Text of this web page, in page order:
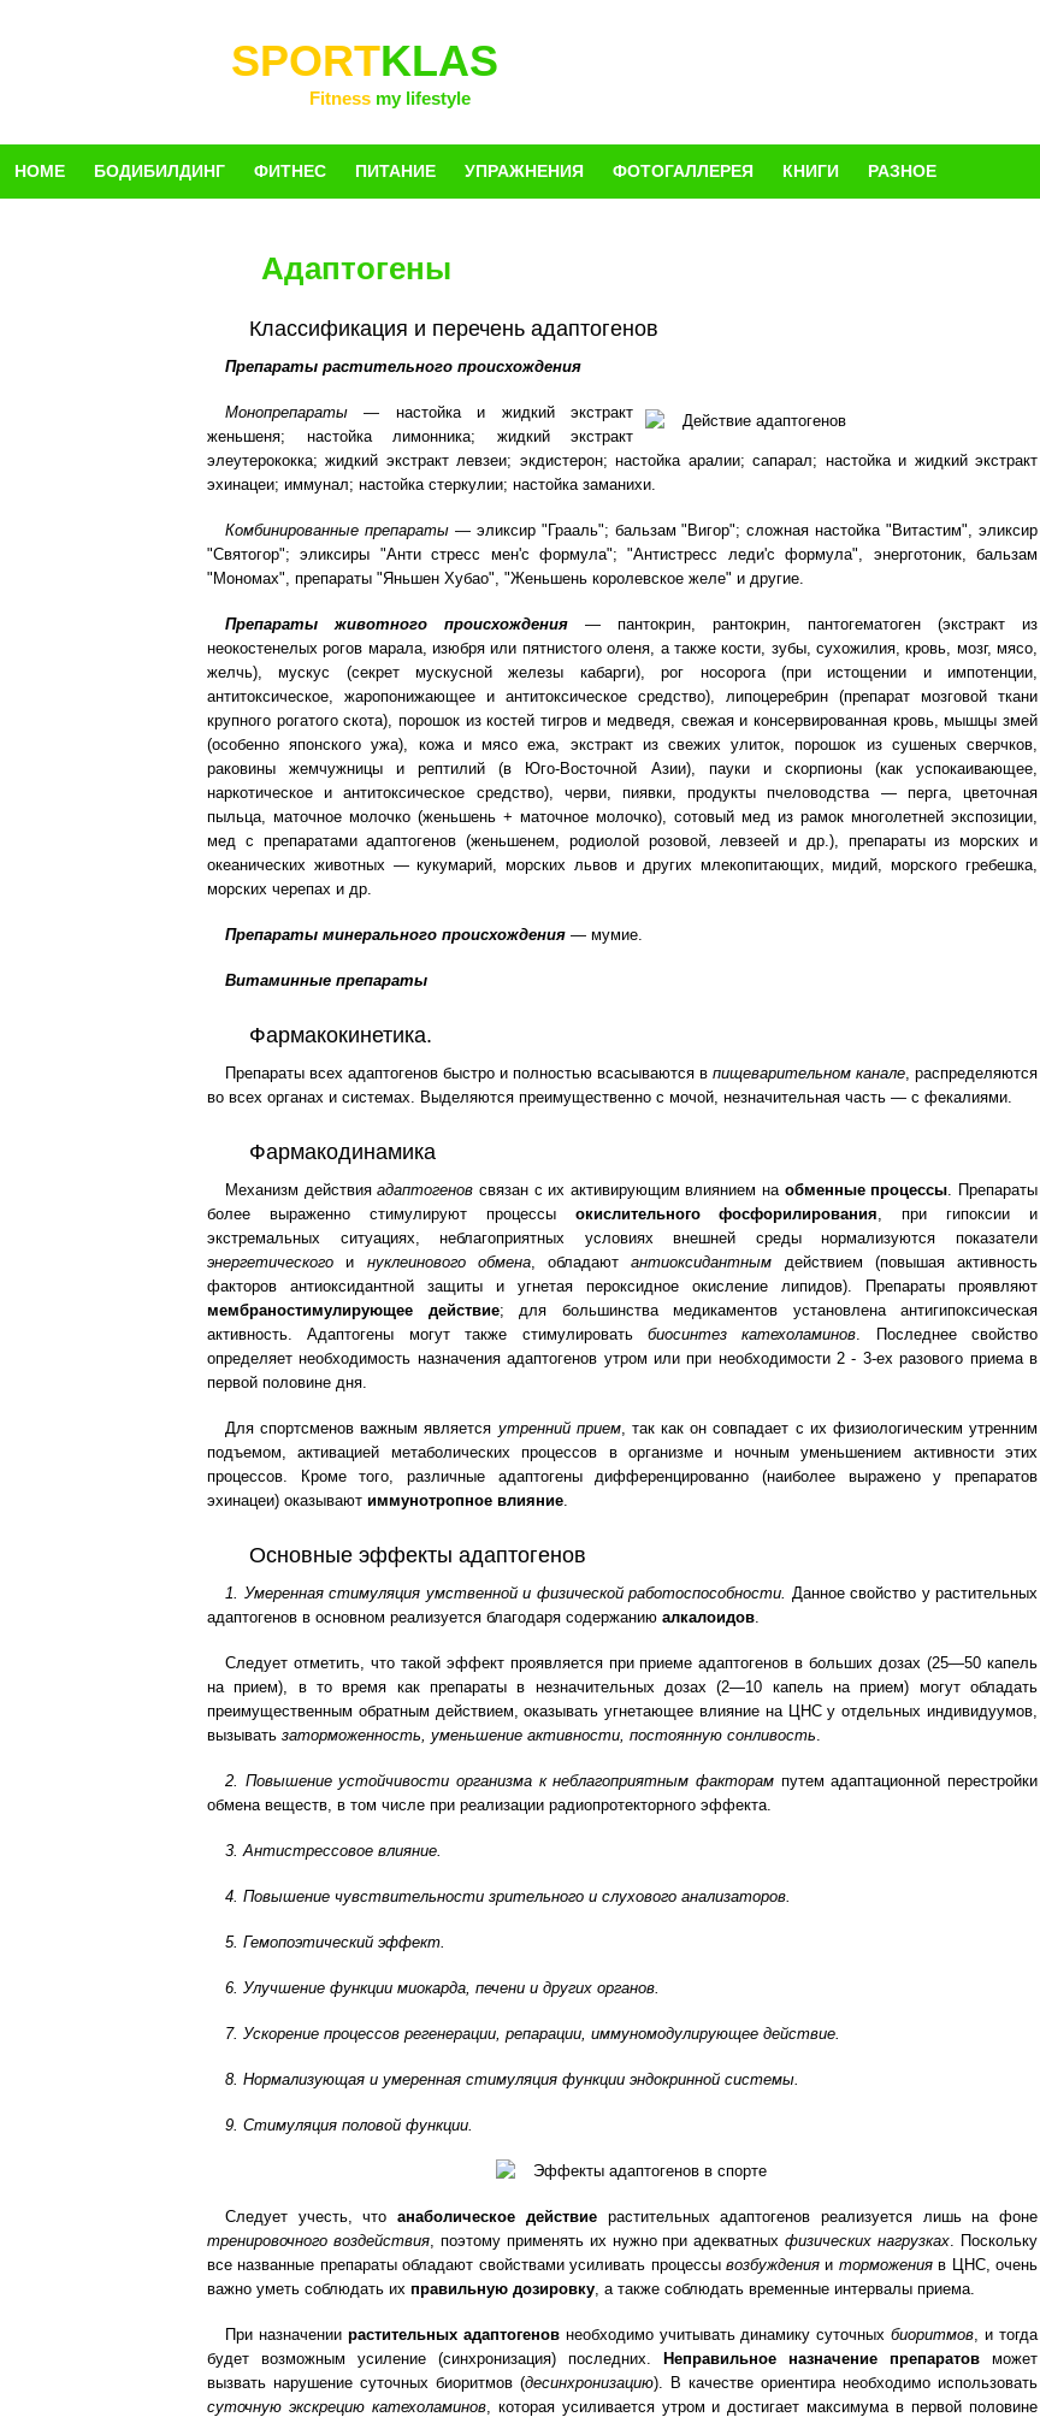
SPORTKLAS
Fitness my lifestyle
HOME БОДИБИЛДИНГ ФИТНЕС ПИТАНИЕ УПРАЖНЕНИЯ ФОТОГАЛЛЕРЕЯ КНИГИ РАЗНОЕ
Адаптогены
Классификация и перечень адаптогенов
Препараты растительного происхождения
Монопрепараты — настойка и жидкий экстракт
женьшеня; настойка лимонника; жидкий экстракт
элеутерококка; жидкий экстракт левзеи; экдистерон; настойка аралии; сапарал; настойка и жидкий экстракт
эхинацеи; иммунал; настойка стеркулии; настойка заманихи.
Комбинированные препараты— эликсир "Грааль"; бальзам "Вигор"; сложная настойка "Витастим", эликсир
"Святогор"; эликсиры "Анти стресс мен'с формула"; "Антистресс леди'с формула", энерготоник, бальзам
"Мономах", препараты "Яньшен Хубао", "Женьшень королевское желе" и другие.
Препараты животного происхождения — пантокрин, рантокрин, пантогематоген (экстракт из
неокостенелых рогов марала, изюбря или пятнистого оленя, а также кости, зубы, сухожилия, кровь, мозг, мясо,
желчь), мускус (секрет мускусной железы кабарги), рог носорога (при истощении и импотенции,
антитоксическое, жаропонижающее и антитоксическое средство), липоцеребрин (препарат мозговой ткани
крупного рогатого скота), порошок из костей тигров и медведя, свежая и консервированная кровь, мышцы змей
(особенно японского ужа), кожа и мясо ежа, экстракт из свежих улиток, порошок из сушеных сверчков,
раковины жемчужницы и рептилий (в Юго-Восточной Азии), пауки и скорпионы (как успокаивающее,
наркотическое и антитоксическое средство), черви, пиявки, продукты пчеловодства — перга, цветочная
пыльца, маточное молочко (женьшень + маточное молочко), сотовый мед из рамок многолетней экспозиции,
мед с препаратами адаптогенов (женьшенем, родиолой розовой, левзеей и др.), препараты из морских и
океанических животных — кукумарий, морских львов и других млекопитающих, мидий, морского гребешка,
морских черепах и др.
Препараты минерального происхождения — мумие.
Витаминные препараты
Фармакокинетика.
Препараты всех адаптогенов быстро и полностью всасываются в пищеварительном канале, распределяются
во всех органах и системах. Выделяются преимущественно с мочой, незначительная часть — с фекалиями.
Фармакодинамика
Механизм действияадаптогенов связан с их активирующим влиянием наобменные процессы. Препараты
более выраженно стимулируют процессы окислительного фосфорилирования, при гипоксии и
экстремальных ситуациях, неблагоприятных условиях внешней среды нормализуются показатели
энергетического и нуклеинового обмена, обладаютантиоксидантным действием (повышая активность
факторов антиоксидантной защиты и угнетая пероксидное окисление липидов). Препараты проявляют
мембраностимулирующее действие; для большинства медикаментов установлена антигипоксическая
активность. Адаптогены могут также стимулировать биосинтез катехоламинов. Последнее свойство
определяет необходимость назначения адаптогенов утром или при необходимости 2 - 3-ех разового приема в
первой половине дня.
Для спортсменов важным является утренний прием, так как он совпадает с их физиологическим утренним
подъемом, активацией метаболических процессов в организме и ночным уменьшением активности этих
процессов. Кроме того, различные адаптогены дифференцированно (наиболее выражено у препаратов
эхинацеи) оказывают иммунотропное влияние.
Основные эффекты адаптогенов
1. Умеренная стимуляция умственной и физической работоспособности. Данное свойство у растительных
адаптогенов в основном реализуется благодаря содержанию алкалоидов.
Следует отметить, что такой эффект проявляется при приеме адаптогенов в больших дозах (25—50 капель
на прием), в то время как препараты в незначительных дозах (2—10 капель на прием) могут обладать
преимущественным обратным действием, оказывать угнетающее влияние на ЦНС у отдельных индивидуумов,
вызывать заторможенность, уменьшение активности, постоянную сонливость.
2. Повышение устойчивости организма к неблагоприятным факторам путем адаптационной перестройки
обмена веществ, в том числе при реализации радиопротекторного эффекта.
3. Антистрессовое влияние.
4. Повышение чувствительности зрительного и слухового анализаторов.
5. Гемопоэтический эффект.
6. Улучшение функции миокарда, печени и других органов.
7. Ускорение процессов регенерации, репарации, иммуномодулирующее действие.
8. Нормализующая и умеренная стимуляция функции эндокринной системы.
9. Стимуляция половой функции.
Следует учесть, чтоанаболическое действиерастительных адаптогенов реализуется лишь на фоне
тренировочного воздействия, поэтому применять их нужно при адекватных физических нагрузках. Поскольку
все названные препараты обладают свойствами усиливать процессы возбужденияи торможенияв ЦНС, очень
важно уметь соблюдать их правильную дозировку, а также соблюдать временные интервалы приема.
При назначении растительных адаптогеновнеобходимо учитывать динамику суточныхбиоритмов, и тогда
будет возможным усиление (синхронизация) последних.
Неправильное назначение препаратов может
вызвать нарушение суточных биоритмов (десинхронизацию). В качестве ориентира необходимо использовать
суточную экскрецию катехоламинов, которая усиливается утром и достигает максимума в первой половине